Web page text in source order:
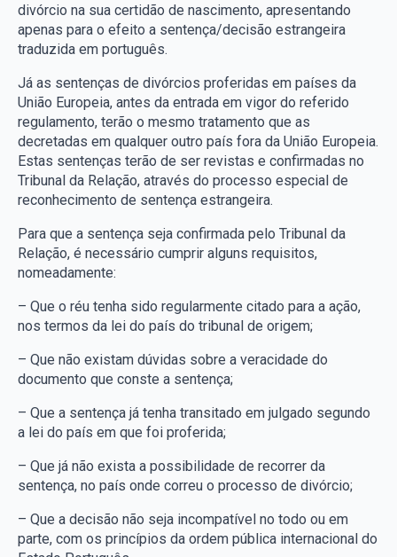
divórcio na sua certidão de nascimento, apresentando
apenas para o efeito a sentença/decisão estrangeira
traduzida em português.
Já as sentenças de divórcios proferidas em países da
União Europeia, antes da entrada em vigor do referido
regulamento, terão o mesmo tratamento que as
decretadas em qualquer outro país fora da União Europeia.
Estas sentenças terão de ser revistas e confirmadas no
Tribunal da Relação, através do processo especial de
reconhecimento de sentença estrangeira.
Para que a sentença seja confirmada pelo Tribunal da
Relação, é necessário cumprir alguns requisitos,
nomeadamente:
– Que o réu tenha sido regularmente citado para a ação,
nos termos da lei do país do tribunal de origem;
– Que não existam dúvidas sobre a veracidade do
documento que conste a sentença;
– Que a sentença já tenha transitado em julgado segundo
a lei do país em que foi proferida;
– Que já não exista a possibilidade de recorrer da
sentença, no país onde correu o processo de divórcio;
– Que a decisão não seja incompatível no todo ou em
parte, com os princípios da ordem pública internacional do